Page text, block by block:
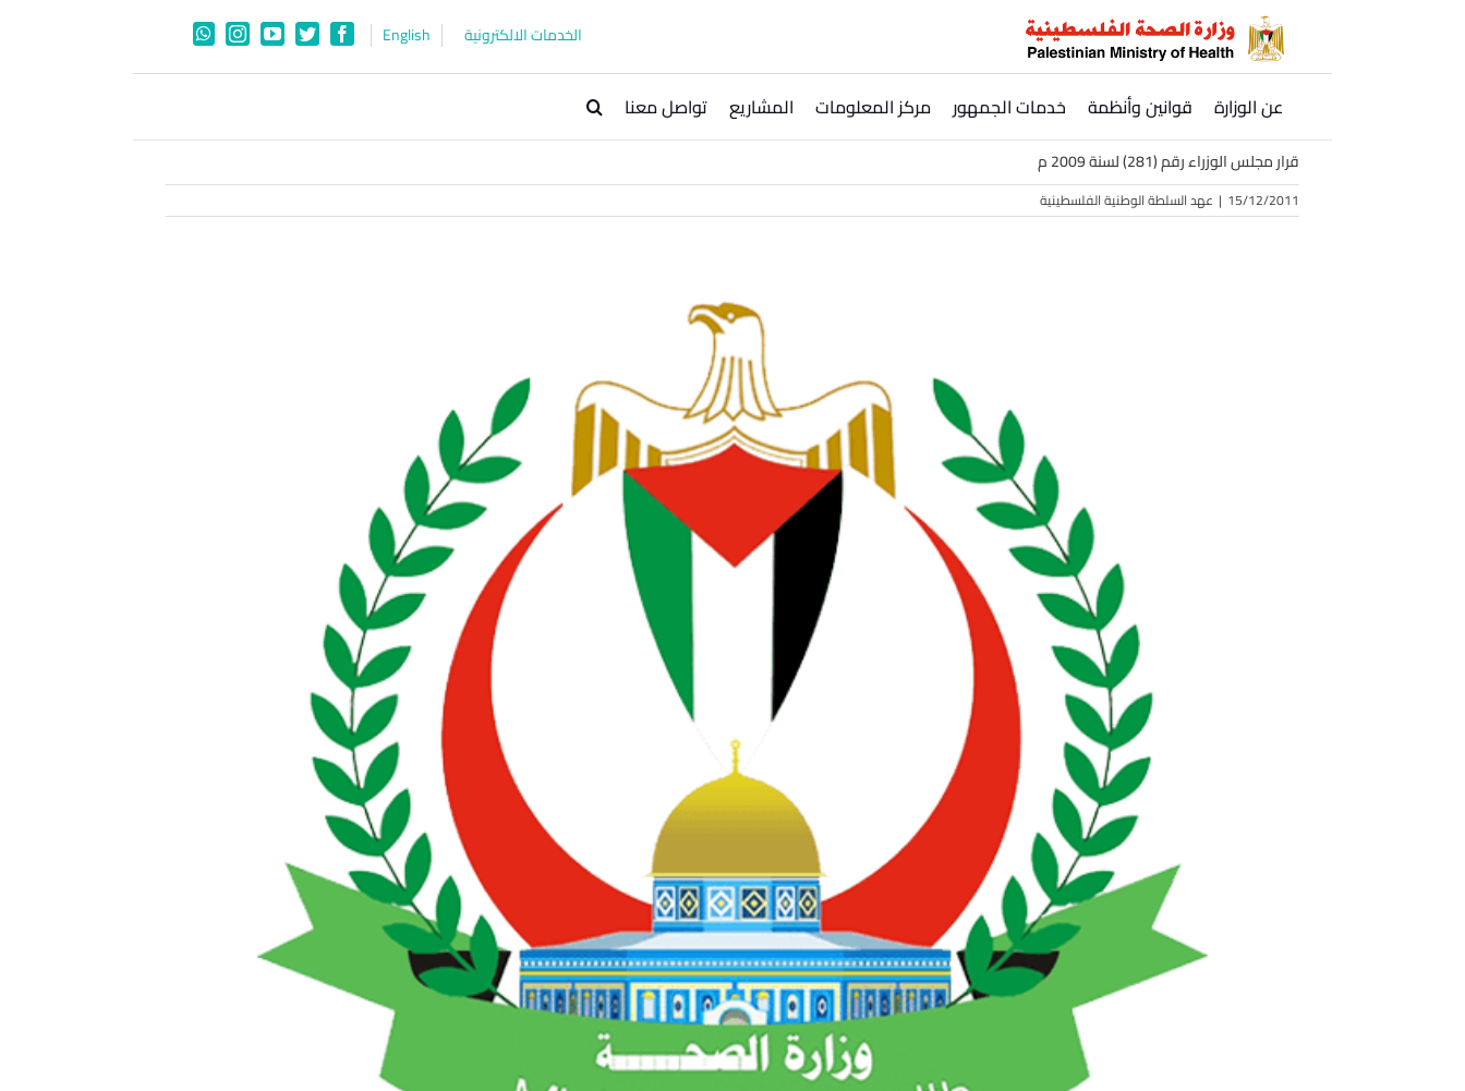
الخدمات الالكترونية English
Facebook
Twitter
YouTube
Instagram
WhatsApp
عن الوزارة قوانين وأنظمة خدمات الجمهور مركز المعلومات المشاريع تواصل معنا
قرار مجلس الوزراء رقم (281) لسنة 2009 م
15/12/2011
| عهد السلطة الوطنية الفلسطينية